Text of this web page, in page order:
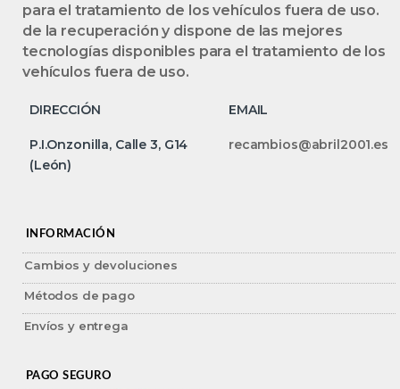
para el tratamiento de los vehículos fuera de uso.
de la recuperación y dispone de las mejores
tecnologías disponibles para el tratamiento de los
vehículos fuera de uso.
DIRECCIÓN EMAIL
P.I.Onzonilla, Calle 3, G14
(León)
recambios@abril2001.es
INFORMACIÓN
Cambios y devoluciones
Métodos de pago
Envíos y entrega
PAGO SEGURO